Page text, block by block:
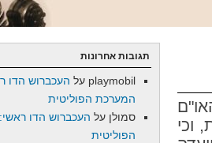
וכי
תגובות אחרונות
playmobil על העכברוש הדו
המערכת הפוליטית
סמולן על העכברוש הדו
הפוליטית